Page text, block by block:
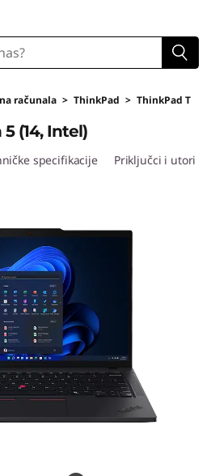
računala > ThinkPad > ThinkPad T
(14, Intel)
specifikacije Priključci i utori